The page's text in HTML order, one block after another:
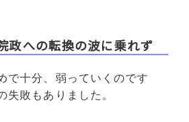
政への転換の波に乗れず
で十分、弱っていくのです
失敗もありました。